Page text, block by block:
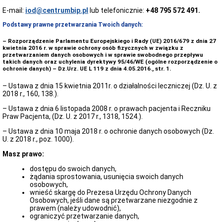
podmiotu
RADA
Rada
społeczna
Uchwały
Społecznej
STATUS
KRS,
REGON
Statut
Szpitala
Prawne
Majątek
Szpitala
sytuacji
E-mail: iod@centrumbip.pl lub telefonicznie: +48 795 572 491.
Podstawy prawne przetwarzania Twoich danych:
– Rozporządzenie Parlamentu Europejskiego i Rady (UE) 2016/679 z dnia 27
kwietnia 2016 r. w sprawie ochrony osób fizycznych w związku z
przetwarzaniem danych osobowych i w sprawie swobodnego przepływu
takich danych oraz uchylenia dyrektywy 95/46/WE (ogólne rozporządzenie o
ochronie danych) – Dz.Urz. UE L 119 z dnia 4.05.2016., str. 1.
– Ustawa z dnia 15 kwietnia 2011r. o działalności leczniczej (Dz. U. z
2018 r., 160, 138.).
– Ustawa z dnia 6 listopada 2008 r. o prawach pacjenta i Reczniku
Praw Pacjenta, (Dz. U. z 2017 r., 1318, 1524.).
– Ustawa z dnia 10 maja 2018 r. o ochronie danych osobowych (Dz.
U. z 2018 r., poz. 1000).
Masz prawo:
dostępu do swoich danych,
żądania sprostowania, usunięcia swoich danych
osobowych,
wnieść skargę do Prezesa Urzędu Ochrony Danych
Osobowych, jeśli dane są przetwarzane niezgodnie z
prawem (należy udowodnić),
ograniczyć przetwarzanie danych,